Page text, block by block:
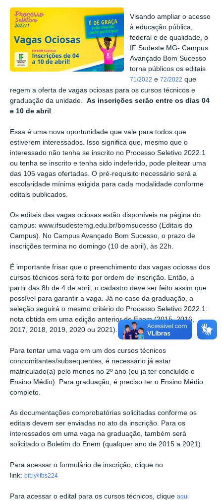
Visando ampliar o acesso
à educação pública,
federal e de qualidade, o
IF Sudeste MG- Campus
Avançado Bom Sucesso
torna públicos os editais
71/2022 e72/2022 que
regem a oferta de vagas ociosas para os cursos técnicos e
graduação da unidade. As inscrições serão entre os dias 04
e 10 de abril .
Essa é uma nova oportunidade que vale para todos que
estiverem interessados. Isso significa que, mesmo que o
interessado não tenha se inscrito no Processo Seletivo 2022.1
ou tenha se inscrito e tenha sido indeferido, pode pleitear uma
das 105 vagas ofertadas. O pré-requisito necessário será a
escolaridade mínima exigida para cada modalidade conforme
editais publicados.
Os editais das vagas ociosas estão disponíveis na página do
campus: www.ifsudestemg.edu.br/bomsucesso (Editais do
Campus). No Campus Avançado Bom Sucesso, o prazo de
inscrições termina no domingo (10 de abril), às 22h.
É importante frisar que o preenchimento das vagas ociosas dos
cursos técnicos será feito por ordem de inscrição. Então, a
partir das 8h de 4 de abril, o cadastro deve ser feito assim que
possível para garantir a vaga. Já no caso da graduação, a
seleção seguirá o mesmo critério do Processo Seletivo 2022.1:
nota obtida em uma edição anterior do Enem (2015, 2016,
2017, 2018, 2019, 2020 ou 2021).
Para tentar uma vaga em um dos cursos técnicos
concomitantes/subsequentes, é necessário já estar
matriculado(a) pelo menos no 2º ano (ou já ter concluído o
Ensino Médio). Para graduação, é preciso ter o Ensino Médio
completo.
As documentações comprobatórias solicitadas conforme os
editais devem ser enviadas no ato da inscrição. Para os
interessados em uma vaga na graduação, também será
solicitado o Boletim do Enem (qualquer ano de 2015 a 2021).
Para acessar o formulário de inscrição, clique no
link: bit.ly/ifbs224
Para acessar o edital para os cursos técnicos, clique aqui